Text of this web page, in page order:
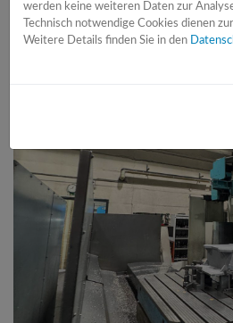
werden keine weiteren Daten zur
Technisch notwendige Cookies dienen
Weitere Details finden Sie in den